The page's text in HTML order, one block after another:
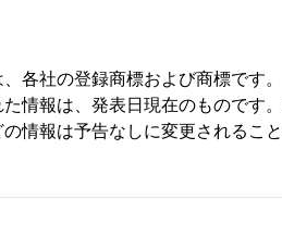
各社の登録商標および商標です。
情報は、発表日現在のものです
情報は予告なしに変更されるこ